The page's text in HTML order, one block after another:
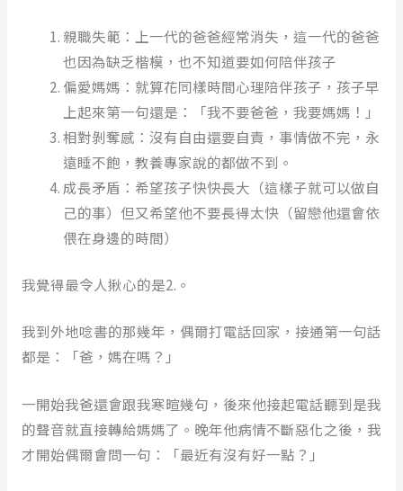
親職失範：上一代的爸爸經常消失，這一代的爸爸
也因為缺乏楷模，也不知道要如何陪伴孩子
偏愛媽媽：就算花同樣時間心理陪伴孩子，孩子早
上起來第一句還是：「我不要爸爸，我要媽媽！」
相對剝奪感：沒有自由還要自責，事情做不完，永
遠睡不飽，教養專家說的都做不到。
成長矛盾：希望孩子快快長大（這樣子就可以做自
己的事）但又希望他不要長得太快（留戀他還會依
偎在身邊的時間）
我覺得最令人揪心的是2.。
我到外地唸書的那幾年，偶爾打電話回家，接通第一句話
都是：「爸，媽在嗎？」
一開始我爸還會跟我寒暄幾句，後來他接起電話聽到是我
的聲音就直接轉給媽媽了。晚年他病情不斷惡化之後，我
才開始偶爾會問一句：「最近有沒有好一點？」